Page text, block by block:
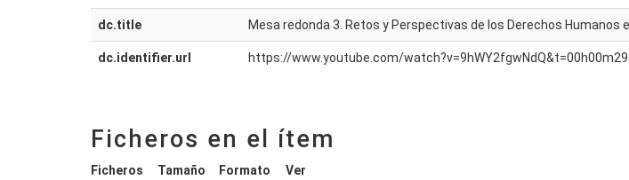
dc.title Mesa redonda 3. Retos y Perspectivas de los Derechos Humanos
dc.identifier.url https://www.youtube.com/
Ficheros en el ítem
Ficheros Tamaño Formato
Ver